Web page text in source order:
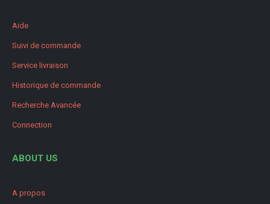
Aide
Suivi de commande
Service livraison
Historique de commande
Recherche Avancée
Connection
ABOUT US
A propos